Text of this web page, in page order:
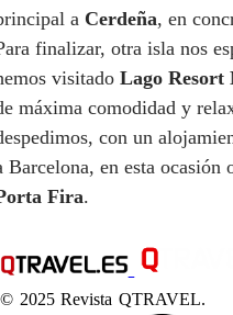
a Cerdeña, en
finalizar, otra isla nos
visitado Lago Resort
máxima comodidad y
con un
Barcelona, en esta ocasión
Fira.
© 2025 Revista QTRAVEL.